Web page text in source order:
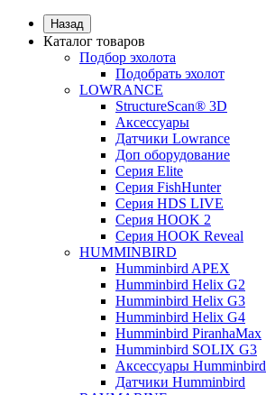
Назад
Каталог товаров
Подбор эхолота
Подобрать эхолот
LOWRANCE
StructureScan® 3D
Аксессуары
Датчики Lowrance
Доп оборудование
Серия Elite
Серия FishHunter
Серия HDS LIVE
Серия HOOK 2
Серия HOOK Reveal
HUMMINBIRD
Humminbird APEX
Humminbird Helix G2
Humminbird Helix G3
Humminbird Helix G4
Humminbird PiranhaMax
Humminbird SOLIX G3
Аксессуары Humminbird
Датчики Humminbird